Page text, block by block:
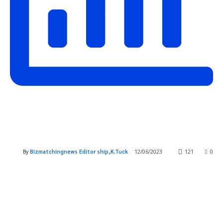
By Bizmatchingnews Editor ship,K.Tuck 12/06/2023 0
121